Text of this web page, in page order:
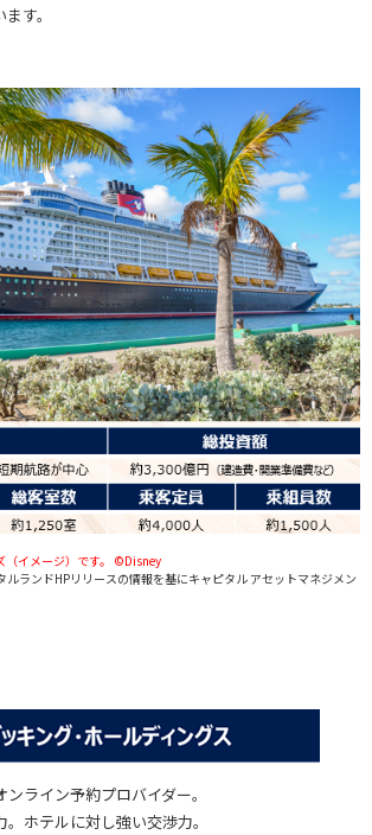
す。
イメージ）です。 ©Disney
ルランドHPリリースの情報を基にキャピタル アセットマネジメン
ライン予約プロバイダー。
ホテルに対し強い交渉力。